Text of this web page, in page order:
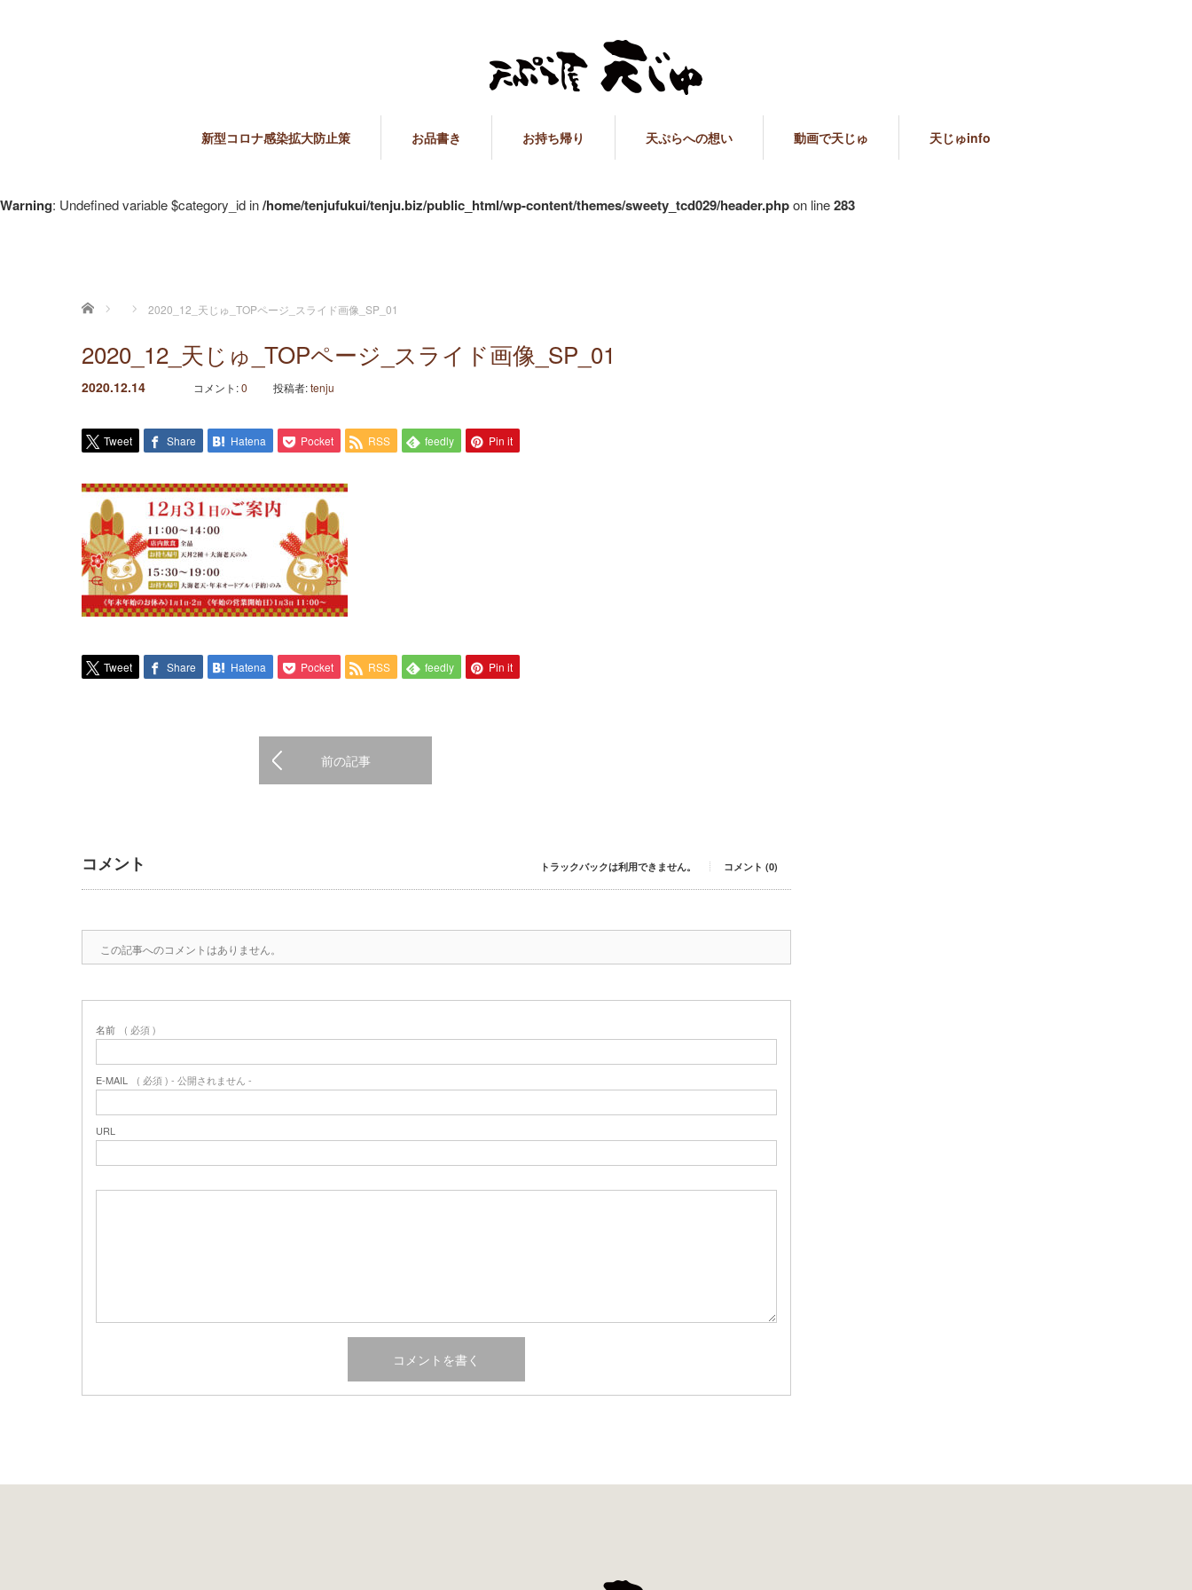
新型コロナ感染拡大防止策 お品書き お持ち帰り 天ぷらへの想い 動画で天じゅ 天じゅinfo
Warning: Undefined variable $category_id in/home/tenjufukui/tenju.biz/public_html/wp-content/themes/sweety_tcd029/header.phpon line283
ホーム 2020_12_天じゅ_TOPページ_スライド画像_SP_01
2020_12_天じゅ_TOPページ_スライド画像_SP_01
2020.12.14 コメント:0 投稿者:tenju
Tweet Share Hatena Pocket RSS feedly Pin it
Tweet Share Hatena Pocket RSS feedly Pin it
前の記事
コメント トラックバックは利用できません。 コメント (0)
この記事へのコメントはありません。
名前 ( 必須 )
E-MAIL ( 必須 ) - 公開されません -
URL